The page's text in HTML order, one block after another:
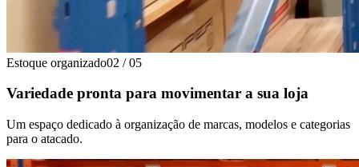
Estoque organizado02 / 05
Variedade pronta para movimentar a sua loja
Um espaço dedicado à organização de marcas, modelos e categorias
para o atacado.